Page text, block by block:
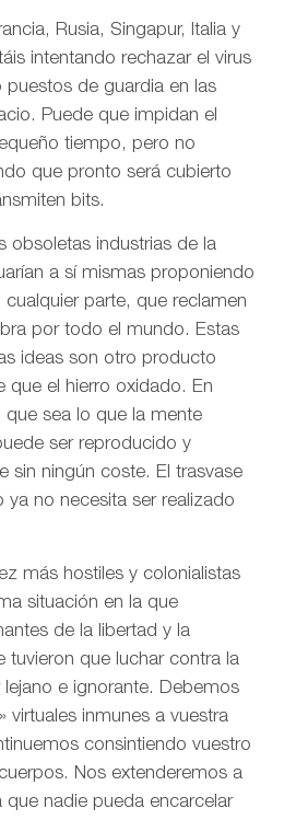
Rusia, Singapur, Italia y
intentando rechazar el virus
puestos de guardia en las
Puede que impidan el
tiempo, pero no
que pronto será cubierto
bits.
obsoletas industrias de la
a sí mismas proponiendo
parte, que reclamen
por todo el mundo. Estas
ideas son otro producto
que el hierro oxidado. En
sea lo que la mente
ser reproducido y
sin ningún coste. El trasvase
ya no necesita ser realizado
más hostiles y colonialistas
situación en la que
de la libertad y la
tuvieron que luchar contra la
e ignorante. Debemos
virtuales inmunes a vuestra
consintiendo vuestro
Nos extenderemos a
que nadie pueda encarcelar